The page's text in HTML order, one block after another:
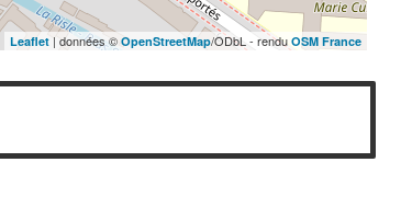
Leaflet | données ©OpenStreetMap/ODbL - renduOSM France